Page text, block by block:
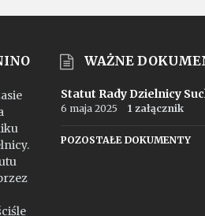
WAŻNE
Statut Rady Dzielnicy
6 maja 2025 1 załącznik
POZOSTAŁE DOKUMENTY